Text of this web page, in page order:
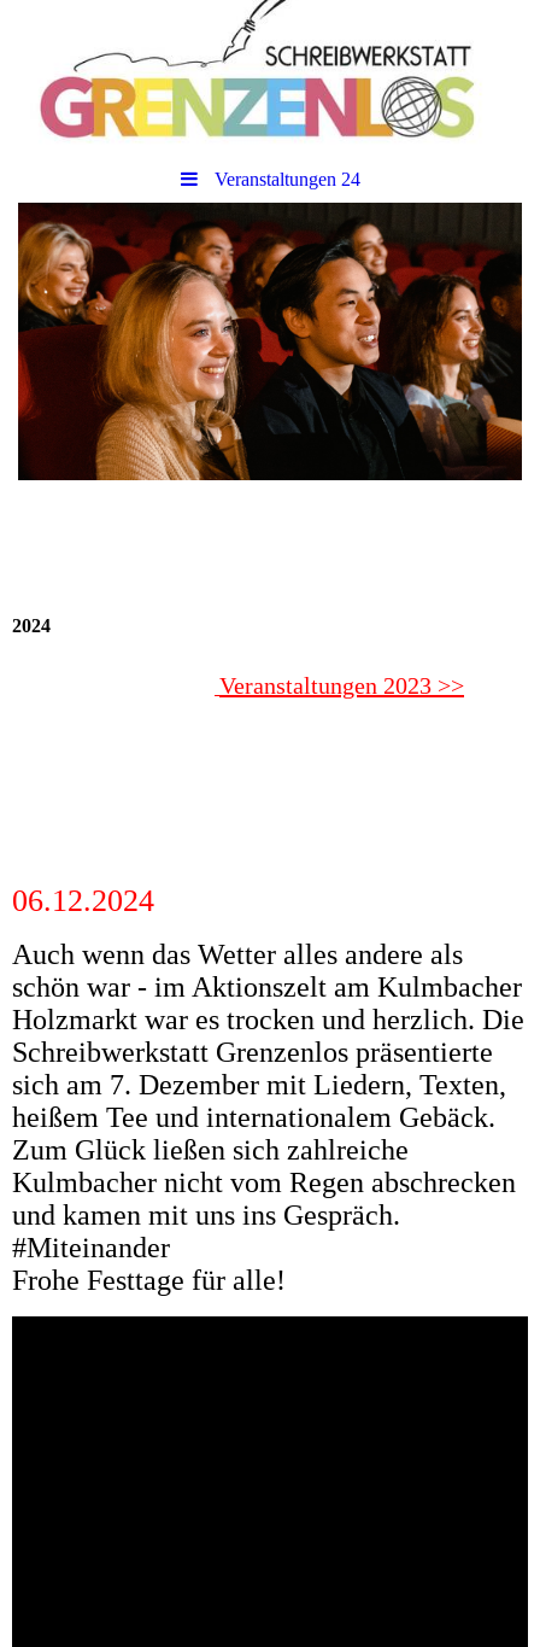
Veranstaltungen 24
2024
Veranstaltungen 2023 >>
06.12.2024
Auch wenn das Wetter alles andere als
schön war - im Aktionszelt am Kulmbacher
Holzmarkt war es trocken und herzlich. Die
Schreibwerkstatt Grenzenlos präsentierte
sich am 7. Dezember mit Liedern, Texten,
heißem Tee und internationalem Gebäck.
Zum Glück ließen sich zahlreiche
Kulmbacher nicht vom Regen abschrecken
und kamen mit uns ins Gespräch.
#Miteinander
Frohe Festtage für alle!